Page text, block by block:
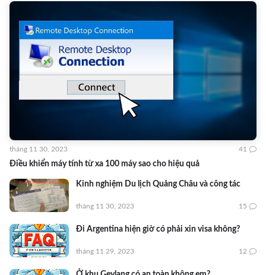
Điều khiển máy tính từ xa 100 máy sao cho hiệu quả
tháng 11 30, 2023 41
Kinh nghiệm Du lịch Quảng Châu và công tác
tháng 11 30, 2023 15
Đi Argentina hiện giờ có phải xin visa không?
tháng 11 29, 2023 12